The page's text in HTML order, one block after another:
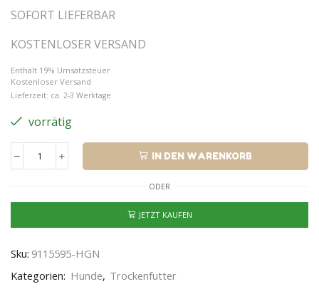
SOFORT LIEFERBAR
KOSTENLOSER VERSAND
Enthält 19% Umsatzsteuer
Kostenloser Versand
Lieferzeit: ca. 2-3 Werktage
vorrätig
IN DEN WARENKORB
ODER
JETZT KAUFEN
Sku: 9115595-HGN
Kategorien: Hunde, Trockenfutter